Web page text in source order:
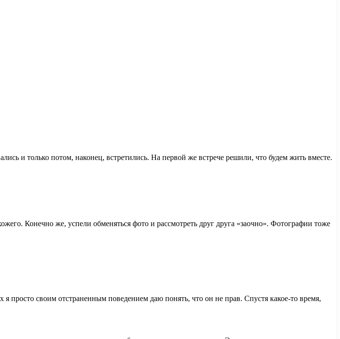
и только потом, наконец, встретились. На первой же встрече решили, что будем жить вместе.
Конечно же, успели обменяться фото и рассмотреть друг друга «заочно». Фотографии тоже
просто своим отстраненным поведением даю понять, что он не прав. Спустя какое-то время,